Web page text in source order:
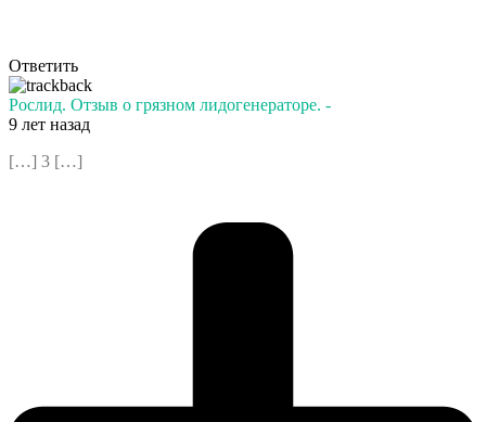
Ответить
Рослид. Отзыв о грязном лидогенераторе. -
9 лет назад
[…] 3 […]